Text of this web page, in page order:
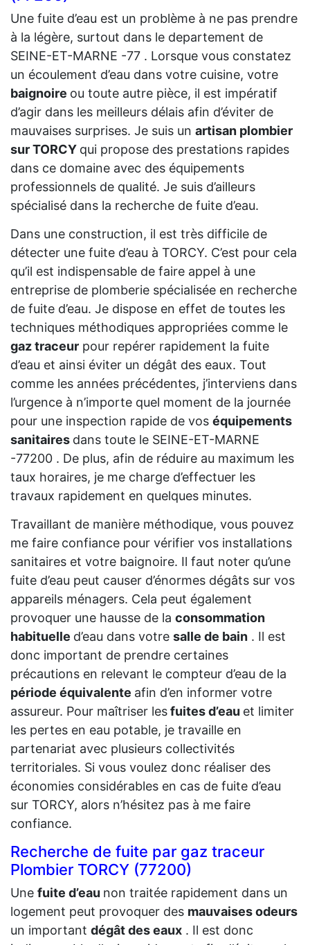
Une fuite d’eau est un problème à ne pas prendre
à la légère, surtout dans le departement de
SEINE-ET-MARNE -77 . Lorsque vous constatez
un écoulement d’eau dans votre cuisine, votre
baignoire ou toute autre pièce, il est impératif
d’agir dans les meilleurs délais afin d’éviter de
mauvaises surprises. Je suis un artisan plombier
sur TORCY qui propose des prestations rapides
dans ce domaine avec des équipements
professionnels de qualité. Je suis d’ailleurs
spécialisé dans la recherche de fuite d’eau.
Dans une construction, il est très difficile de
détecter une fuite d’eau à TORCY. C’est pour cela
qu’il est indispensable de faire appel à une
entreprise de plomberie spécialisée en recherche
de fuite d’eau. Je dispose en effet de toutes les
techniques méthodiques appropriées comme le
gaz traceur pour repérer rapidement la fuite
d’eau et ainsi éviter un dégât des eaux. Tout
comme les années précédentes, j’interviens dans
l’urgence à n’importe quel moment de la journée
pour une inspection rapide de vos équipements
sanitaires dans toute le SEINE-ET-MARNE
-77200 . De plus, afin de réduire au maximum les
taux horaires, je me charge d’effectuer les
travaux rapidement en quelques minutes.
Travaillant de manière méthodique, vous pouvez
me faire confiance pour vérifier vos installations
sanitaires et votre baignoire. Il faut noter qu’une
fuite d’eau peut causer d’énormes dégâts sur vos
appareils ménagers. Cela peut également
provoquer une hausse de la consommation
habituelle d’eau dans votre salle de bain . Il est
donc important de prendre certaines
précautions en relevant le compteur d’eau de la
période équivalente afin d’en informer votre
assureur. Pour maîtriser lesfuites d’eau et limiter
les pertes en eau potable, je travaille en
partenariat avec plusieurs collectivités
territoriales. Si vous voulez donc réaliser des
économies considérables en cas de fuite d’eau
sur TORCY, alors n’hésitez pas à me faire
confiance.
Recherche de fuite par gaz traceur
Plombier TORCY (77200)
Une fuite d’eau non traitée rapidement dans un
logement peut provoquer des mauvaises odeurs
un important dégât des eaux . Il est donc